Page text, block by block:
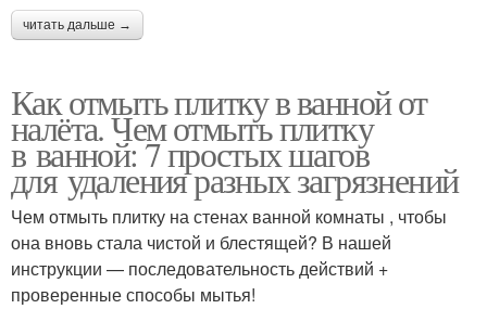
читать дальше →
Как отмыть плитку в ванной от
налёта. Чем отмыть плитку
в ванной: 7 простых шагов
для удаления разных загрязнений
Чем отмыть плитку на стенах ванной комнаты , чтобы
она вновь стала чистой и блестящей? В нашей
инструкции — последовательность действий +
проверенные способы мытья!